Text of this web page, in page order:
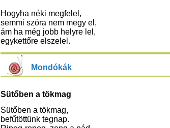
Hogyha néki megfelel,
semmi szóra nem megy el,
ám ha még jobb helyre lel,
egykettőre elszelel.
Mondókák
Sütőben a tökmag
Sütőben a tökmag,
befűtöttünk tegnap.